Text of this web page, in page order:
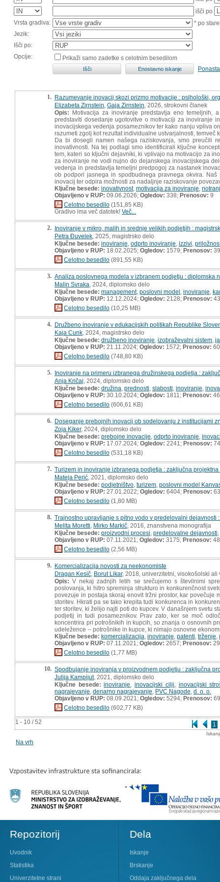
išči po
Vrsta gradiva:
* po
Jezik:
Išči po:
Opcije:
Prikaži samo zadetke s celotnim besedilom
1 - 10 / 52 1
1. Razumevanje inovacij skozi prizmo motivacije : psihološki,
Elizabeta Zirnstein Gaja Zirnstein , 2026, strokovni članek
Opis: Motivacija za inoviranje predstavlja eno temeljnih,
predstaviti dosedanje ugotovitve o motivaciji za inoviranje
inovacijskega vedenja posameznikov ter kako nanju vpliva
razumeti zgolj kot rezultat individualne ustvarjalnosti,
Da bi dosegli namen našega raziskovanja, smo preučili
inovativnosti. Na tej podlagi smo identificirali ključne
tem, kateri so ključni dejavniki, ki vplivajo na motivacijo za
za inoviranje ne vodi nujno do dejanskega inovacijskega
vedenja in predstavlja temeljni predpogoj za nastanek
ob podpori jasnega in spodbudnega pravnega okvira.
inovacij ter odpira možnosti za nadaljnje raziskovanje
Ključne besede: inovativnost, motivacija za inoviranje
Objavljeno v RUP: 09.06.2026; Ogledov: 338; Prenosov: 9
Celotno besedilo (151,85 KB)
Gradivo ima več datotek! Več...
2. Inoviranje v mikro, malih in srednje velikih podjetjih :
Petra Đuvelek , 2025, magistrsko delo
Ključne besede: inoviranje odprto inoviranje izzivi
Objavljeno v RUP: 18.02.2025; Ogledov: 1579; Prenosov: 39
Celotno besedilo (891,55 KB)
3. Analiza poslovnega modela v izbranem podjetju : diplomska
Malin Svraka , 2024, diplomsko delo
Ključne besede: management, poslovni model inoviranje
Objavljeno v RUP: 12.12.2024; Ogledov: 2128; Prenosov: 43
Celotno besedilo (10,25 MB)
4. Družbeno inoviranje v edukacijskih politikah Republike
Kaja Cunk , 2024, magistrsko delo
Ključne besede: družbeno inoviranje izobraževalni sistem
Objavljeno v RUP: 21.11.2024; Ogledov: 1572; Prenosov: 60
Celotno besedilo (748,80 KB)
5. Inoviranje na primeru izbranega družinskega podjetja :
Anja Kričaj , 2024, diplomsko delo
Ključne besede: družina prednosti slabosti inoviranje
Objavljeno v RUP: 30.10.2024; Ogledov: 1811; Prenosov: 46
Celotno besedilo (606,61 KB)
6. Doseganje prebojnih inovacij ob sodelovanju z institucijami
Zoja Kiker, 2024, diplomsko delo
Ključne besede: prebojne inovacije odprto inoviranje
Objavljeno v RUP: 17.07.2024; Ogledov: 2241; Prenosov: 74
Celotno besedilo (531,18 KB)
7. Turizem in inoviranje izbranega podjetja : zaključna
Mateja Perić , 2021, diplomsko delo
Ključne besede: podjetništvo turizem poslovni model
Objavljeno v RUP: 27.01.2022; Ogledov: 6404; Prenosov: 63
Celotno besedilo (1,80 MB)
8. Trajnostno upravljanje s pitno vodo v predelovalni dejavnosti
Melita Moretti Mirko Markič , 2016, znanstvena monografija
Ključne besede: proizvodni procesi predelovalne dejavnosti
Objavljeno v RUP: 07.11.2021; Ogledov: 3175; Prenosov: 48
Celotno besedilo (2,56 MB)
9. Komercializacija novosti za neekonomiste
Dragan Kesič Borut Likar, 2018, univerzitetni, visokošolski
Opis: V nekaj zadnjih letih se srečujemo s številnimi
poslovanja, ki hitro spreminja strukturo in konkurenčnost
povezuje in postaja skoraj enovit tržni prostor, kar
storitev. Hkrati pa se tako krepita tudi konkurenca in
ter storitev, ki želijo najti poti do kupcev. V današnjem svetu
podjetij in tudi posameznikov. Prav zato, ker se moč
koncentrira pri potrošnikih in kupcih, so znanja o osnovnih
udeležence -- potrošnike in kupce, ki nimajo osnovne
Ključne besede: komercializacija inoviranje patenti trženje
Objavljeno v RUP: 07.11.2021; Ogledov: 2657; Prenosov: 29
Celotno besedilo (1,77 MB)
10. Spodbujanje inoviranja v proizvodnem podjetju : zaključna
Julija Kampijut, 2021, diplomsko delo
Ključne besede: inoviranje ,inovacijski cilji
inovacijski
nagrajevanje denarno nagrajevanje PVC Nagode d. o. o.
Objavljeno v RUP: 08.09.2021; Ogledov: 5294; Prenosov: 69
Celotno besedilo (602,77 KB)
Na vrh
Repozitorij
Uvodnik
Statistika
Univerzitetne strani
Dela
Iskanje
Brskanje
Oddaja zaključnega dela